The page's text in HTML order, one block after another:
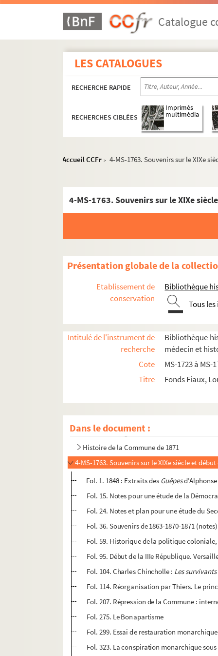
Catalogue
LES CATALOGUES
RECHERCHE RAPIDE
RECHERCHES CIBLÉES
Imprimés
multimédia
Accueil CCFr > 4-MS-1763. Souvenirs sur le XIXe
4-MS-1763. Souvenirs sur le XIXe
Présentation globale de la
Etablissement de
conservation
Bibliothèque
Tous
Intitulé de l'instrument de
recherche
Bibliothèque
médecin et
Cote
MS-1723 à MS-
Titre
Fonds Fiaux,
Dans le document :
4-MS-1726. Notes diverses de Louis Fiaux
4-MS-1727. Jeanne d'Arc, la Pucelle
Documentation relative àManon Lescaut
Auteurs du XVIIIe siècle
Mirabeau
8-MS-1738. Notes sur la Corse
Armand Carrel
Hippolyte Taine
Histoire de la guerre civile de 1871
Histoire de la Commune de 1871
4-MS-1763. Souvenirs sur le XIXe siècle et
Fol. 1. 1848 : Extraits des Guêpesd'Alphonse
Fol. 15. Notes pour une étude de la
Fol. 24. Notes et plan pour une étude du
Fol. 36. Souvenirs de 1863-1870-1871 (notes)
Fol. 59. Historique de la politique
Fol. 95. Début de la IIIe République.
Fol. 104. Charles Chincholle : Les
Fol. 114. Réorganisation par Thiers. Le
Fol. 207. Répression de la Commune :
Fol. 275. Le Bonapartisme
Fol. 299. Essai de restauration
Fol. 323. La conspiration monarchique